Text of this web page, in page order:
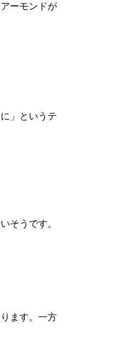
ーモンドが
」というテ
そうです。
ます。一方